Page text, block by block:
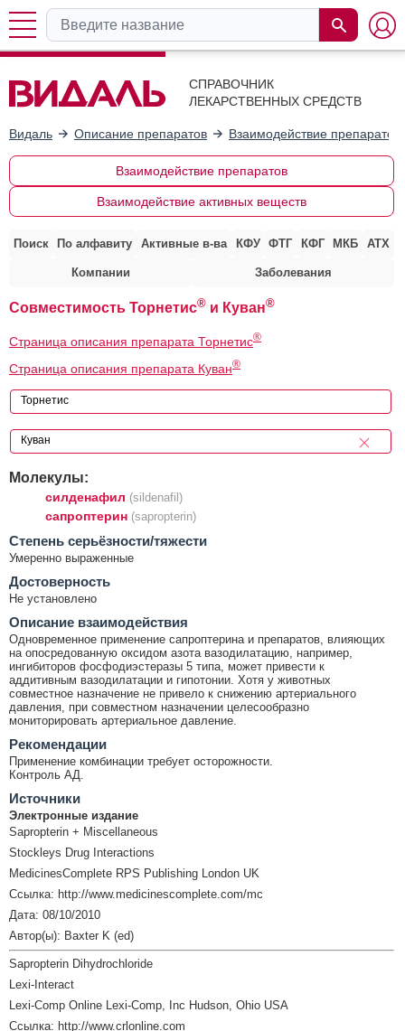
СПРАВОЧНИК
ЛЕКАРСТВЕННЫХ СРЕДСТВ
Видаль Описание препаратов Взаимодействие препаратов
Взаимодействие препаратов
Взаимодействие активных веществ
Поиск По алфавиту Активные в-ва КФУ ФТГ КФГ МКБ АТХ
Компании Заболевания
Совместимость Торнетис® и Куван®
Страница описания препарата Торнетис®
Страница описания препарата Куван®
Молекулы:
силденафил (sildenafil)
сапроптерин (sapropterin)
Cтепень серьёзности/тяжести
Умеренно выраженные
Достоверность
Не установлено
Описание взаимодействия
Одновременное применение сапроптерина и препаратов, влияющих
на опосредованную оксидом азота вазодилатацию, например,
ингибиторов фосфодиэстеразы 5 типа, может привести к
аддитивным вазодилатации и гипотонии. Хотя у животных
совместное назначение не привело к снижению артериального
давления, при совместном назначении целесообразно
мониторировать артериальное давление.
Рекомендации
Применение комбинации требует осторожности.
Контроль АД.
Источники
Электронные издание
Sapropterin + Miscellaneous
Stockleys Drug Interactions
MedicinesComplete RPS Publishing London UK
Ссылка: http://www.medicinescomplete.com/mc
Дата: 08/10/2010
Автор(ы): Baxter K (ed)
Sapropterin Dihydrochloride
Lexi-Interact
Lexi-Comp Online Lexi-Comp, Inc Hudson, Ohio USA
Ссылка: http://www.crlonline.com